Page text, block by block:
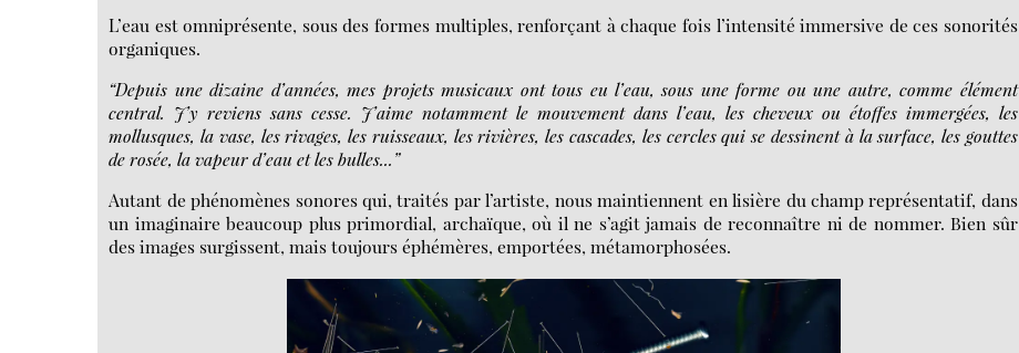
L’eau est omniprésente, sous des formes multiples, renforçant à chaque fois l’intensité immersive de ces sonorités
organiques.
“Depuis une dizaine d’années, mes projets musicaux ont tous eu l’eau, sous une forme ou une autre, comme élément
central. J’y reviens sans cesse. J’aime notamment le mouvement dans l’eau, les cheveux ou étoffes immergées, les
mollusques, la vase, les rivages, les ruisseaux, les rivières, les cascades, les cercles qui se dessinent à la surface, les gouttes
de rosée, la vapeur d’eau et les bulles...”
Autant de phénomènes sonores qui, traités par l’artiste, nous maintiennent en lisière du champ représentatif, dans
un imaginaire beaucoup plus primordial, archaïque, où il ne s’agit jamais de reconnaître ni de nommer. Bien sûr
des images surgissent, mais toujours éphémères, emportées, métamorphosées.